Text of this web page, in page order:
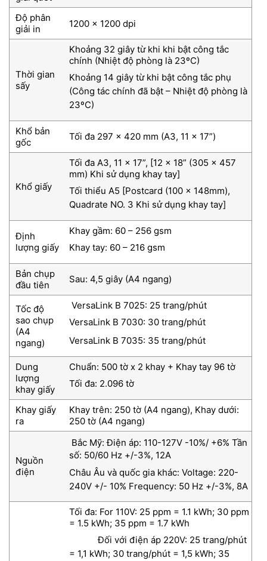
Độ phân
giải in
1200 x 1200 dpi
Thời gian
sấy
Khoảng 32 giây từ khi khi bật công tắc
chính (Nhiệt độ phòng là 23ºC)
Khoảng 14 giây từ khi bật công tắc phụ
(Công tác chính đã bật – Nhiệt độ phòng là
23ºC)
Khổ bản
gốc
Tối đa 297 x 420 mm (A3, 11 x 17”)
Khổ giấy
Tối đa A3, 11 x 17”, [12 x 18” (305 x 457
mm) Khi sử dụng khay tay]
Tối thiểu A5 [Postcard (100 x 148mm),
Quadrate NO. 3 Khi sử dụng khay tay]
Định
lượng giấy
Khay gầm: 60 – 256 gsm
Khay tay: 60 – 216 gsm
Bản chụp
đầu tiên
Sau: 4,5 giây (A4 ngang)
Tốc độ
sao chụp
(A4
ngang)
VersaLink B 7025: 25 trang/phút
VersaLink B 7030: 30 trang/phút
VersaLink B 7035: 35 trang/phút
Dung
lượng
khay giấy
Chuẩn: 500 tờ x 2 khay + Khay tay 96 tờ
Tối đa: 2.096 tờ
Khay giấy
ra
Khay trên: 250 tờ (A4 ngang), Khay dưới:
250 tờ (A4 ngang)
Nguồn
điện
Bắc Mỹ: Điện áp: 110-127V -10%/ +6% Tần
số: 50/60 Hz +/-3%, 12A
Châu Âu và quốc gia khác: Voltage: 220-
240V +/- 10% Frequency: 50 Hz +/-3%, 8A
Tối đa: For 110V: 25 ppm = 1.1 kWh; 30 ppm
= 1.5 kWh; 35 ppm = 1.7 kWh
Đối với điện áp 220V: 25 trang/phút
= 1,1 kWh; 30 trang/phút = 1,5 kWh; 35